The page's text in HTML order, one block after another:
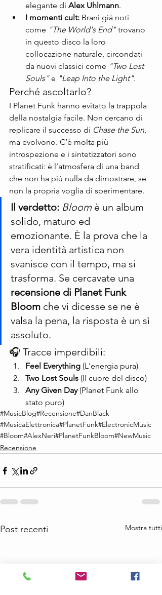
elegante di Alex Uhlmann.
I momenti cult: Brani già noti
come "The World's End" trovano
in questo disco la loro
collocazione naturale, circondati
da nuovi classici come "Two Lost
Souls" e "Leap Into the Light".
Perché ascoltarlo?
I Planet Funk hanno evitato la trappola
della nostalgia facile. Non cercano di
replicare il successo di Chase the Sun,
ma evolvono. C’è molta più
introspezione e i sintetizzatori sono
stratificati: è l’atmosfera di una band
che non ha più nulla da dimostrare, se
non la propria voglia di sperimentare.
Il verdetto: Bloom è un album
solido, maturo ed
emozionante. È la prova che la
vera identità artistica non
svanisce con il tempo, ma si
trasforma. Se cercavate una
recensione di Planet Funk
Bloom che vi dicesse se ne è
valsa la pena, la risposta è un sì
assoluto.
🎧 Tracce imperdibili:
Feel Everything (L'energia pura)
Two Lost Souls (Il cuore del disco)
Any Given Day (Planet Funk allo
stato puro)
#MusicBlog#Recensione#DanBlack
#MusicaElettronica#PlanetFunk#ElectronicMusic
#Bloom#AlexNeri#PlanetFunkBloom#NewMusic
Recensione
Post recenti Mostra tutti